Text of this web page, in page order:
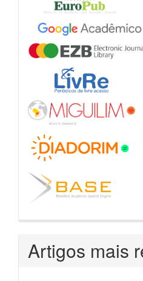
Artigos mais